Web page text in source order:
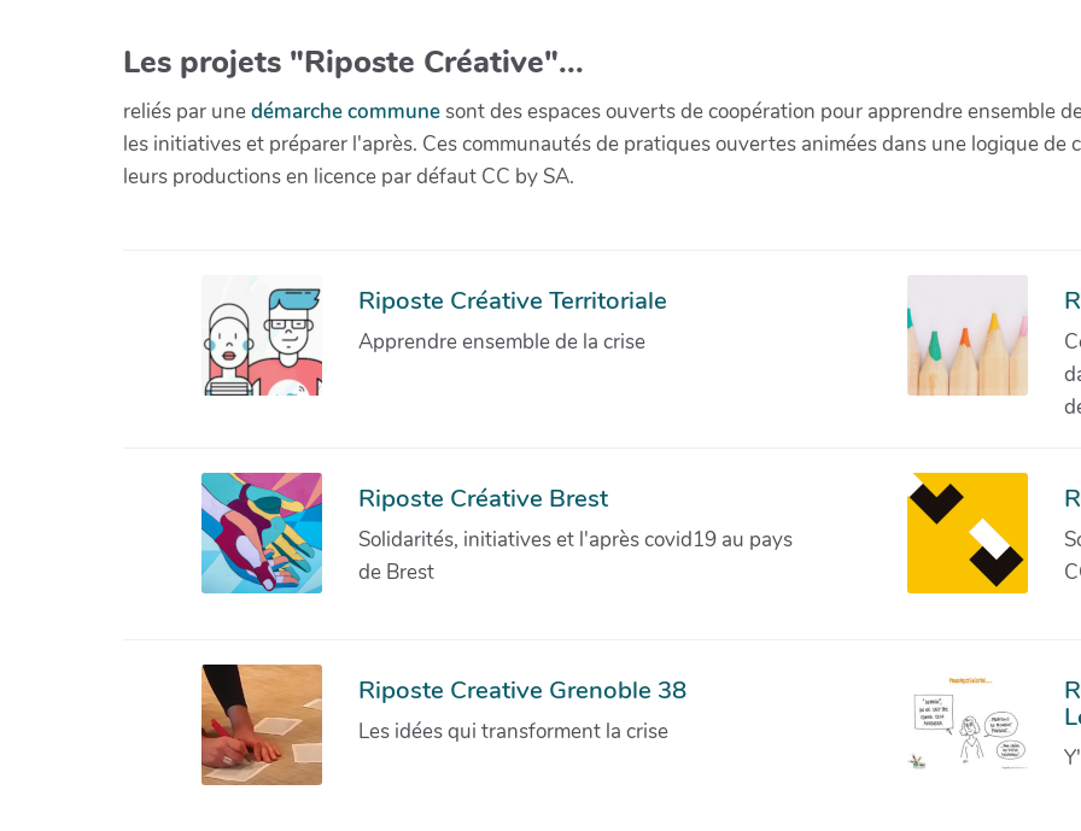
Les projets "Riposte Créative"...
reliés par unedémarche communesont des espaces ouverts de coopération pour apprendre ensemble
les initiatives et préparer l'après. Ces communautés de pratiques ouvertes animées dans une logique
leurs productions en licence par défaut CC by SA.
Riposte Créative Territoriale
Apprendre ensemble de la crise
Riposte Créative Brest
Solidarités, initiatives et l'après covid19 au pays
de Brest
Riposte Creative Grenoble 38
Les idées qui transforment la crise